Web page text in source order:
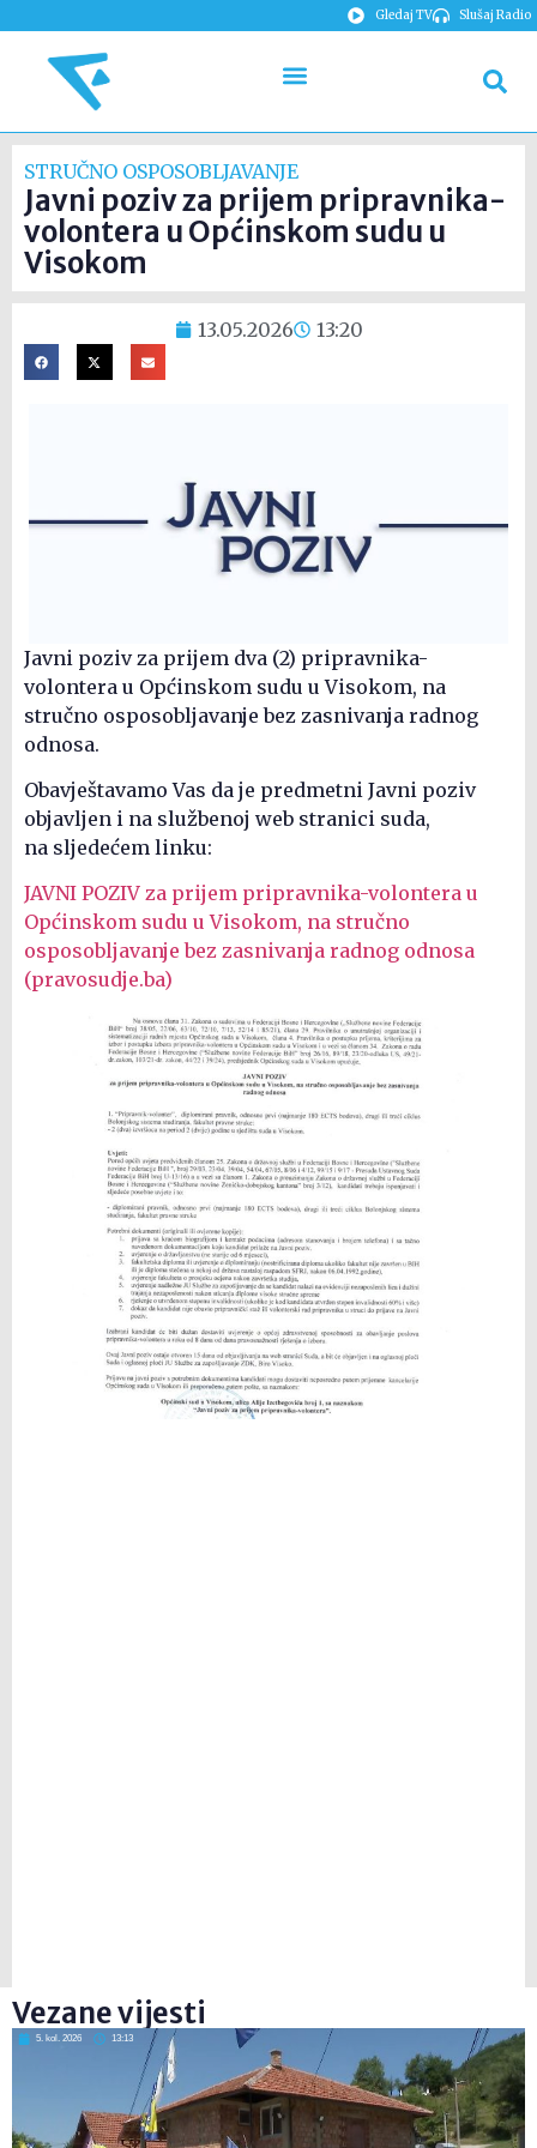
Gledaj TV Slušaj Radio
STRUČNO OSPOSOBLJAVANJE
Javni poziv za prijem pripravnika-
volontera u Općinskom sudu u
Visokom
13.05.2026 13:20
Javni poziv za prijem dva (2) pripravnika-
volontera u Općinskom sudu u Visokom, na
stručno osposobljavanje bez zasnivanja radnog
odnosa.
Obavještavamo Vas da je predmetni Javni poziv
objavljen i na službenoj web stranici suda,
na sljedećem linku:
JAVNI POZIV za prijem pripravnika-volontera u
Općinskom sudu u Visokom, na stručno
osposobljavanje bez zasnivanja radnog odnosa
(pravosudje.ba)
Vezane vijesti
5. kol. 2026 13:13